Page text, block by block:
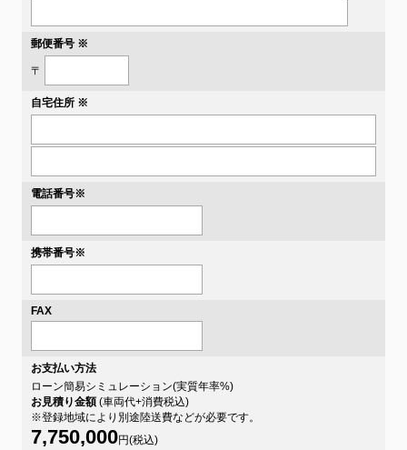
郵便番号 ※
〒
自宅住所 ※
電話番号※
携帯番号※
FAX
お支払い方法
ローン簡易シミュレーション(実質年率%)
お見積り金額(車両代+消費税込)
※登録地域により別途陸送費などが必要です。
7,750,000円(税込)